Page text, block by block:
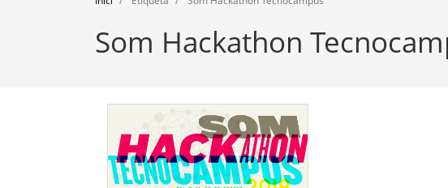
Som Hackathon